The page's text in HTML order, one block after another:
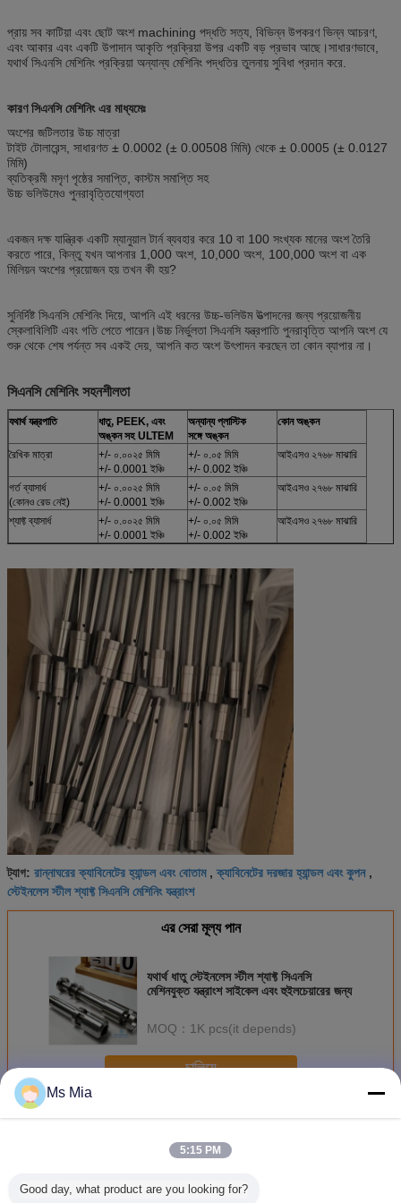
প্রায় সব কাটিয়া এবং ছোট অংশ machining পদ্ধতি সত্য, বিভিন্ন উপকরণ ভিন্ন আচরণ,
এবং আকার এবং একটি উপাদান আকৃতি প্রক্রিয়া উপর একটি বড় প্রভাব আছে।সাধারণভাবে,
যথার্থ সিএনসি মেশিনিং প্রক্রিয়া অন্যান্য মেশিনিং পদ্ধতির তুলনায় সুবিধা প্রদান করে.
কারণ সিএনসি মেশিনিং এর মাধ্যমেঃ
অংশের জটিলতার উচ্চ মাত্রা
টাইট টোলারেন্স, সাধারণত ± 0.0002 (± 0.00508 মিমি) থেকে ± 0.0005 (± 0.0127
মিমি)
ব্যতিক্রমী মসৃণ পৃষ্ঠের সমাপ্তি, কাস্টম সমাপ্তি সহ
উচ্চ ভলিউমেও পুনরাবৃত্তিযোগ্যতা
একজন দক্ষ যান্ত্রিক একটি ম্যানুয়াল টার্ন ব্যবহার করে 10 বা 100 সংখ্যক মানের অংশ তৈরি
করতে পারে, কিন্তু যখন আপনার 1,000 অংশ, 10,000 অংশ, 100,000 অংশ বা এক
মিলিয়ন অংশের প্রয়োজন হয় তখন কী হয়?
সুনির্দিষ্ট সিএনসি মেশিনিং দিয়ে, আপনি এই ধরনের উচ্চ-ভলিউম উত্পাদনের জন্য প্রয়োজনীয়
স্কেলাবিলিটি এবং গতি পেতে পারেন।উচ্চ নির্ভুলতা সিএনসি যন্ত্রপাতি পুনরাবৃত্তি আপনি অংশ যে
শুরু থেকে শেষ পর্যন্ত সব একই দেয়, আপনি কত অংশ উৎপাদন করছেন তা কোন ব্যাপার না।
সিএনসি মেশিনিং সহনশীলতা
যথার্থ যন্ত্রপাতি
ধাতু, PEEK, এবং
অঙ্কন সহ ULTEM
অন্যান্য প্লাস্টিক
সঙ্গে অঙ্কন
কোন অঙ্কন
রৈখিক মাত্রা
+/- ০.০০২৫ মিমি
+/- 0.0001 ইঞ্চি
+/- ০.০৫ মিমি
+/- 0.002 ইঞ্চি
আইএসও ২৭৬৮ মাঝারি
গর্ত ব্যাসার্ধ
(কোনও রেড নেই)
+/- ০.০০২৫ মিমি
+/- 0.0001 ইঞ্চি
+/- ০.০৫ মিমি
+/- 0.002 ইঞ্চি
আইএসও ২৭৬৮ মাঝারি
শ্যাফ্ট ব্যাসার্ধ
+/- ০.০০২৫ মিমি
+/- 0.0001 ইঞ্চি
+/- ০.০৫ মিমি
+/- 0.002 ইঞ্চি
আইএসও ২৭৬৮ মাঝারি
ট্যাগ: রান্নাঘরের ক্যাবিনেটের হ্যান্ডল এবং বোতাম,ক্যাবিনেটের দরজার হ্যান্ডল এবং কুপন,
স্টেইনলেস স্টীল শ্যাফ্ট সিএনসি মেশিনিং যন্ত্রাংশ
এর সেরা মূল্য পান
যথার্থ ধাতু স্টেইনলেস স্টীল শ্যাফ্ট সিএনসি
মেশিনযুক্ত যন্ত্রাংশ সাইকেল এবং হুইলচেয়ারের জন্য
MOQ： 1K pcs(it depends)
চালিয়ে
অধিকযথার্থ যন্ত্রাংশ
Ms Mia
5:15 PM
Good day, what product are you looking for?